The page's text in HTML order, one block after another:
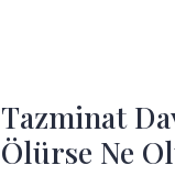
Tazminat
Ölürse Ne